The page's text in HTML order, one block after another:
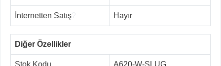
İnternetten Satış Hayır
Diğer Özellikler
Stok Kodu A620-W-SLUG